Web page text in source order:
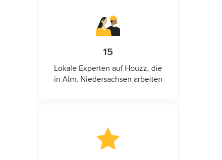
15
Lokale Experten auf Houzz, die
in Alm, Niedersachsen arbeiten